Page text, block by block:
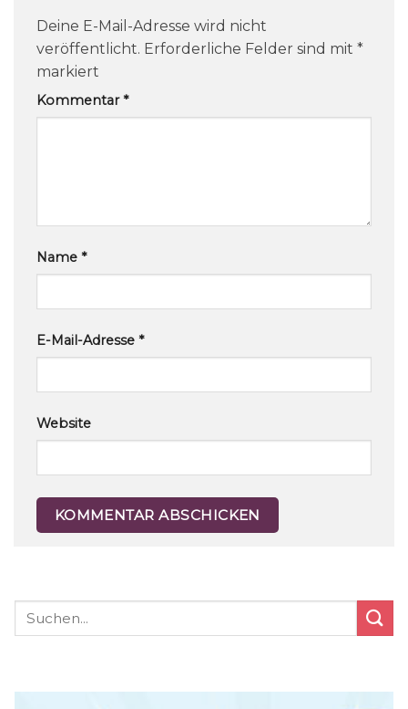
Deine E-Mail-Adresse wird nicht
veröffentlicht. Erforderliche Felder sind mit *
markiert
Kommentar*
Name *
E-Mail-Adresse *
Website